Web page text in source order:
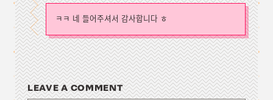
ㅋㅋ 네 들어주셔서 감사합니다 ㅎ
LEAVE A COMMENT